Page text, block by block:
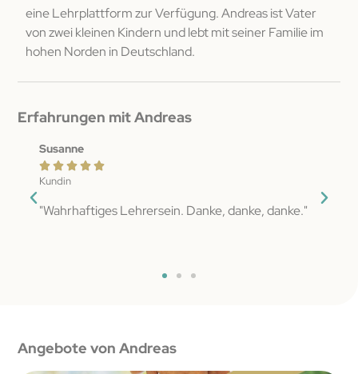
eine Lehrplattform zur Verfügung. Andreas ist Vater
von zwei kleinen Kindern und lebt mit seiner Familie im
hohen Norden in Deutschland.
Erfahrungen mit Andreas
Susanne
    
Kundin
"Wahrhaftiges Lehrersein. Danke, danke, danke."
Angebote von Andreas